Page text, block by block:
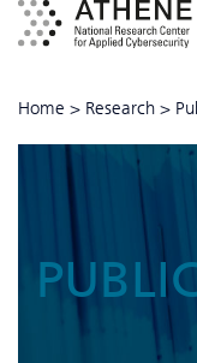
Home > Research >